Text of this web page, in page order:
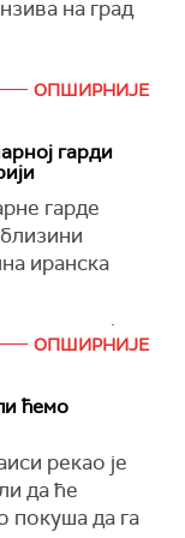
да бежи ка
од половине
људи. Рафа
онога
на град
да су
Кан Jунису
близине.
у Кан
пушке
бригаде
зграде
и
снаге.
снаге
Хамаса
ОПШИРНИЈЕ
гарди
гарде
иранска
је
извор,
лансирала
на
4.20.
ОПШИРНИЈЕ
ћемо
рекао је
да ће
покуша да гa